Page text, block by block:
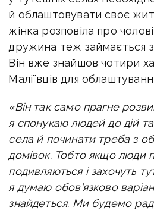
й облаштовувати своє
жінка розповіла про
дружина теж займається
Він вже знайшов чотири
Маліївців для
«Він так само прагне
я спонукаю людей до дій
села й починати треба з
домівок. Тобто якщо люди
подивляються і захочуть
я думаю обов’язково
знайдеться. Ми будемо